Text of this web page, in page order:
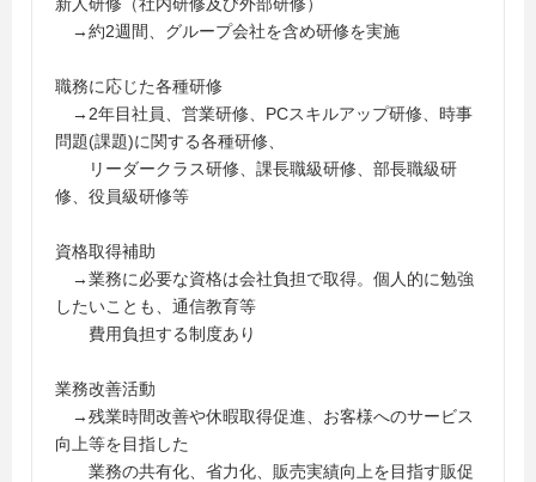
→約2週間、グループ会社を含め研修を実施
職務に応じた各種研修
→2年目社員、営業研修、PCスキルアップ研修、時事
問題(課題)に関する各種研修、
リーダークラス研修、課長職級研修、部長職級研
修、役員級研修等
資格取得補助
→業務に必要な資格は会社負担で取得。個人的に勉強
したいことも、通信教育等
費用負担する制度あり
業務改善活動
→残業時間改善や休暇取得促進、お客様へのサービス
向上等を目指した
業務の共有化、省力化、販売実績向上を目指す販促